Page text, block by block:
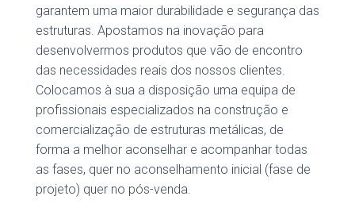
garantem uma maior durabilidade e segurança das
estruturas. Apostamos na inovação para
desenvolvermos produtos que vão de encontro
das necessidades reais dos nossos clientes.
Colocamos à sua a disposição uma equipa de
profissionais especializados na construção e
comercialização de estruturas metálicas, de
forma a melhor aconselhar e acompanhar todas
as fases, quer no aconselhamento inicial (fase de
projeto) quer no pós-venda.